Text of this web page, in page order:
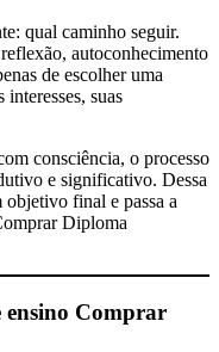
qual caminho seguir.
autoconhecimento
de escolher uma
interesses, suas
consciência, o processo
e significativo. Dessa
final e passa a
Diploma
Comprar